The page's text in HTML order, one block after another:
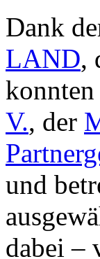
Dank
LAND,
konnten
V., der
und
dabei –